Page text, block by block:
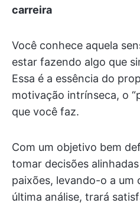
carreira
Você conhece aquela
estar fazendo algo que
Essa é a essência do
motivação intrínseca, o
que você faz.
Com um objetivo bem
tomar decisões
paixões, levando-o a um
última análise, trará